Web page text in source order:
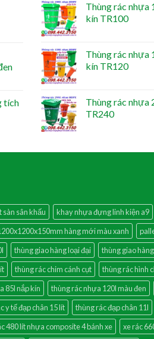
tích
Thùng rác nhựa
kín TR100
Thùng rác nhựa
kín TR120
Thùng rác nhựa
TR240
sàn sân khấu khay nhựa đựng linh kiện a9
hàng mới màu xanh
thùng giao hàng loại đại thùng giao
thùng rác chim cánh cụt thùng rác hình
85l nắp kín thùng rác nhựa 120l màu đen
y tế đạp chân 15 lít thùng rác đạp chân 11l
480 lít nhựa composite 4 bánh xe xe rác